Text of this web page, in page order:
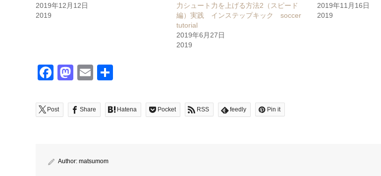
2019年12月12日
2019
力シュート力を上げる方法2（スピード
編）実践 インステップキック soccer
tutorial
2019年6月27日
2019
2019年11月16日
2019
Facebook
Mastodon
Email
Post Share Hatena Pocket RSS feedly Pin it
Author: matsumom